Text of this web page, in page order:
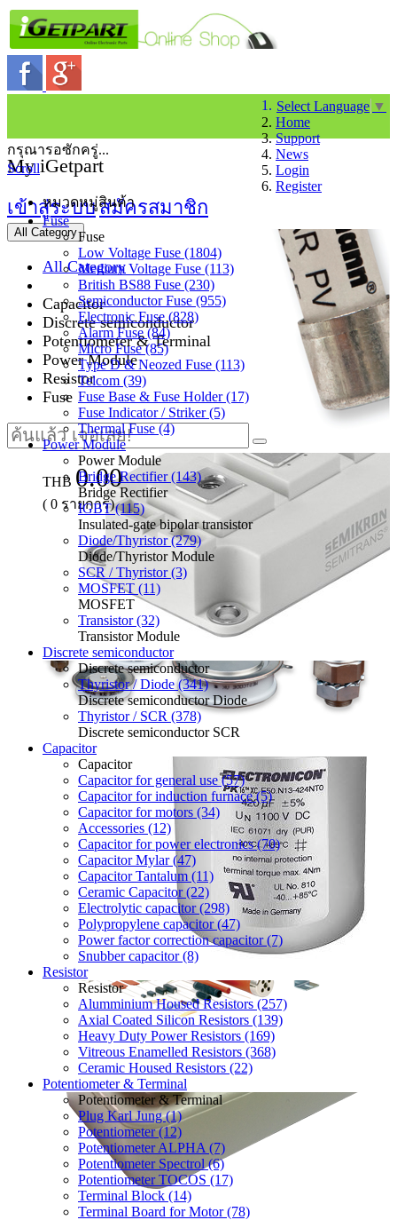
Select Language ▼
Home
Support
News
Login
Register
My iGetpart
เข้าสู่ระบบสมัครสมาชิก
All Category
All Category
Capacitor
Discrete semiconductor
Potentiometer & Terminal
Power Module
Resistor
Fuse
THB 0.00
( 0 รายการ)
กรุณารอซักครู่...
Scroll
หมวดหมู่สินค้า
Fuse
Fuse
Low Voltage Fuse (1804)
Medium Voltage Fuse (113)
British BS88 Fuse (230)
Semiconductor Fuse (955)
Electronic Fuse (828)
Alarm Fuse (84)
Micro Fuse (85)
Type D & Neozed Fuse (113)
Telcom (39)
Fuse Base & Fuse Holder (17)
Fuse Indicator / Striker (5)
Thermal Fuse (4)
Power Module
Power Module
Bridge Rectifier (143)
Bridge Rectifier
IGBT (115)
Insulated-gate bipolar transistor
Diode/Thyristor (279)
Diode/Thyristor Module
SCR / Thyristor (3)
MOSFET (11)
MOSFET
Transistor (32)
Transistor Module
Discrete semiconductor
Discrete semiconductor
Thyristor / Diode (341)
Discrete semiconductor Diode
Thyristor / SCR (378)
Discrete semiconductor SCR
Capacitor
Capacitor
Capacitor for general use (57)
Capacitor for induction furnace (5)
Capacitor for motors (34)
Accessories (12)
Capacitor for power electronics (70)
Capacitor Mylar (47)
Capacitor Tantalum (11)
Ceramic Capacitor (22)
Electrolytic capacitor (298)
Polypropylene capacitor (47)
Power factor correction capacitor (7)
Snubber capacitor (8)
Resistor
Resistor
Alumminium Housed Resistors (257)
Axial Coated Silicon Resistors (139)
Heavy Duty Power Resistors (169)
Vitreous Enamelled Resistors (368)
Ceramic Housed Resistors (22)
Potentiometer & Terminal
Potentiometer & Terminal
Plug Karl Jung (1)
Potentiometer (12)
Potentiometer ALPHA (7)
Potentiometer Spectrol (6)
Potentiometer TOCOS (17)
Terminal Block (14)
Terminal Board for Motor (78)